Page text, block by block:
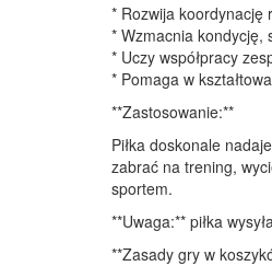
* Rozwija koordynację
* Wzmacnia kondycję,
* Uczy współpracy
* Pomaga w
**Zastosowanie:**
Piłka doskonale
zabrać na trening,
sportem.
**Uwaga:** piłka
**Zasady gry w